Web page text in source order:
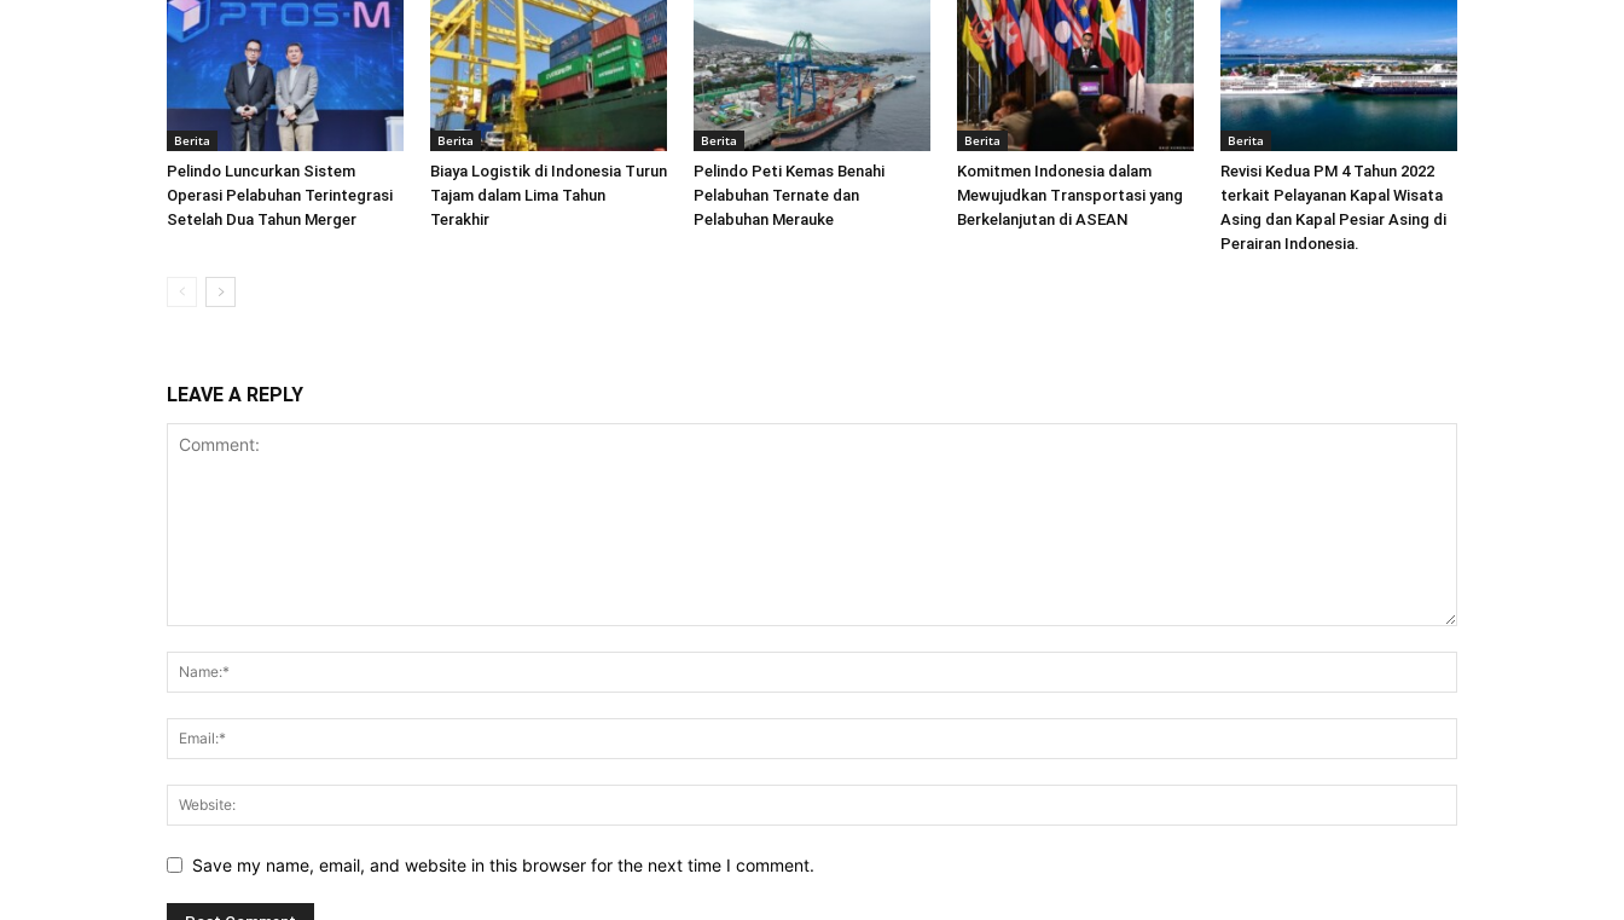
Berita
Pelindo Luncurkan Sistem
Operasi Pelabuhan Terintegrasi
Setelah Dua Tahun Merger
Berita
Biaya Logistik di Indonesia Turun
Tajam dalam Lima Tahun
Terakhir
Berita
Pelindo Peti Kemas Benahi
Pelabuhan Ternate dan
Pelabuhan Merauke
Berita
Komitmen Indonesia dalam
Mewujudkan Transportasi yang
Berkelanjutan di ASEAN
Berita
Revisi Kedua PM 4 Tahun 2022
terkait Pelayanan Kapal Wisata
Asing dan Kapal Pesiar Asing di
Perairan Indonesia.
LEAVE A REPLY
Save my name, email, and website in this browser for the next time I comment.